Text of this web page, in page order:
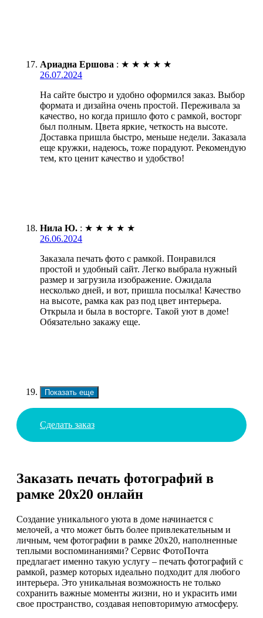
Ариадна Ершова : ★ ★ ★ ★ ★
26.07.2024
На сайте быстро и удобно оформился заказ. Выбор
формата и дизайна очень простой. Переживала за
качество, но когда пришло фото с рамкой, восторг
был полным. Цвета яркие, четкость на высоте.
Доставка пришла быстро, меньше недели. Заказала
еще кружки, надеюсь, тоже порадуют. Рекомендую
тем, кто ценит качество и удобство!
Нила Ю. : ★ ★ ★ ★ ★
26.06.2024
Заказала печать фото с рамкой. Понравился
простой и удобный сайт. Легко выбрала нужный
размер и загрузила изображение. Ожидала
несколько дней, и вот, пришла посылка! Качество
на высоте, рамка как раз под цвет интерьера.
Открыла и была в восторге. Такой уют в доме!
Обязательно закажу еще.
Показать еще
Сделать заказ
Заказать печать фотографий в
рамке 20х20 онлайн
Создание уникального уюта в доме начинается с
мелочей, а что может быть более привлекательным и
личным, чем фотографии в рамке 20х20, наполненные
теплыми воспоминаниями? Сервис ФотоПочта
предлагает именно такую услугу – печать фотографий с
рамкой, размер которых идеально подходит для любого
интерьера. Это уникальная возможность не только
сохранить важные моменты жизни, но и украсить ими
свое пространство, создавая неповторимую атмосферу.